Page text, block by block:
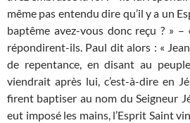
même pas entendu dire qu’il y a un
baptême avez-vous donc reçu ? » –
répondirent-ils. Paul dit alors : «
de repentance, en disant au
viendrait après lui, c’est-à-dire en
firent baptiser au nom du Seigneur
eut imposé les mains, l’Esprit Saint